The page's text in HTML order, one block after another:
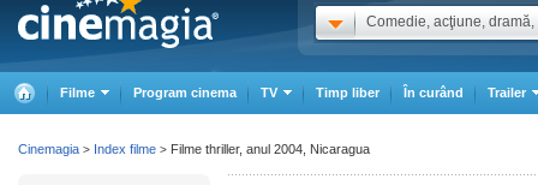
Comedie, acţiune, dramă,
Filme Program cinema TV Timp liber În curând Trailer
Cinemagia > Index filme > Filme thriller, anul 2004, Nicaragua